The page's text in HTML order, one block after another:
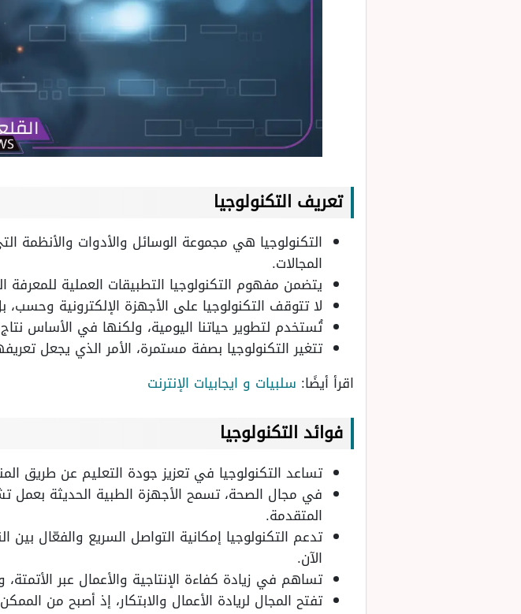
تعريف التكنولوجيا
التكنولوجيا هي مجموعة الوسائل والأدوات
المجالات.
يتضمن مفهوم التكنولوجيا التطبيقات العملية للمعرفة
لا تتوقف التكنولوجيا على الأجهزة الإلكترونية وحسب،
تُستخدم لتطوير حياتنا اليومية، ولكنها في الأساس
تتغير التكنولوجيا بصفة مستمرة، الأمر الذي يجعل
اقرأ أيضًا: سلبيات و ايجابيات الإنترنت
فوائد التكنولوجيا
تساعد التكنولوجيا في تعزيز جودة التعليم عن طريق
في مجال الصحة، تسمح الأجهزة الطبية الحديثة بعمل
المتقدمة.
تدعم التكنولوجيا إمكانية التواصل السريع والفعّال بين
الآن.
تساهم في زيادة كفاءة الإنتاجية والأعمال عبر
تفتح المجال لريادة الأعمال والابتكار، إذ أصبح من